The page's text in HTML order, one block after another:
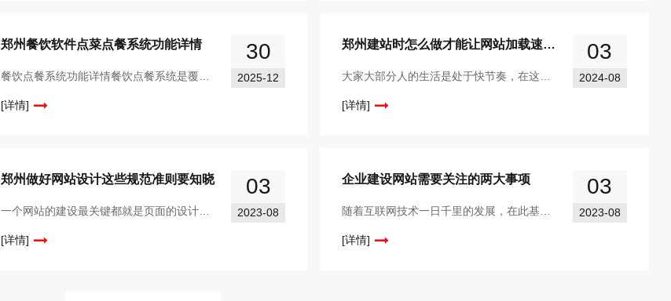
30
2025-12
郑州餐饮软件点菜点餐系统功能详情
餐饮点餐系统功能详情餐饮点餐系统是覆盖“顾客点餐-服务响应-后厨制作-经营管理”全链路的数字化工具，核心目标是提升服务效率、优化顾客体验、赋能商家运营。系统主要
[详情]
03
2024-08
郑州建站时怎么做才能让网站加载速度更快
[详情]
03
2023-08
郑州做好网站设计这些规范准则要知晓
一个网站的建设最关键都就是页面的设计了，它是一件非常复杂还有繁琐的工作，因为在设计的过程中考虑的因素有很多，根据客户的需求不同修改的方向也不同，所以为了能够减少设计的流程，网站设计有一些规范准则，这些都是我们需要注意的地方。1、在不同的电子...
[详情]
03
2023-08
企业建设网站需要关注的两大事项
[详情]